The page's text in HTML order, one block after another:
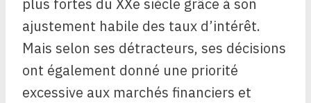
plus fortes du XXe siècle grâce à son
ajustement habile des taux d’intérêt.
Mais selon ses détracteurs, ses décisions
ont également donné une priorité
excessive aux marchés financiers et